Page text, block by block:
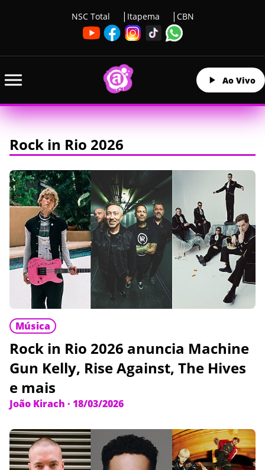
NSC Total Itapema CBN
Ao Vivo
Rock in Rio 2026
Música
Rock in Rio 2026 anuncia Machine
Gun Kelly, Rise Against, The Hives
e mais
João Kirach · 18/03/2026